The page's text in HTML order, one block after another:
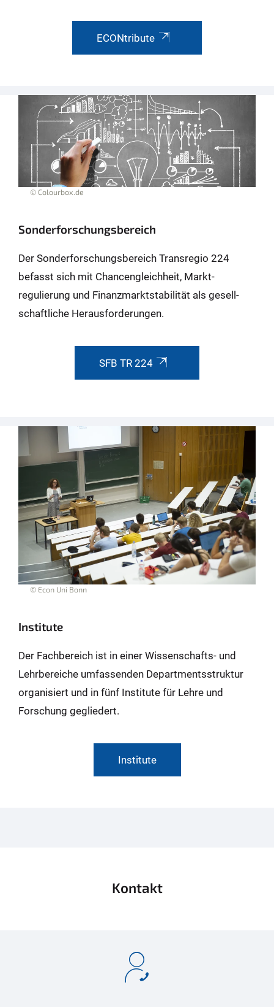
ECONtribute
© Colourbox.de
Sonder­forschungs­bereich
Der Sonderforschungsbereich Transregio 224
befasst sich mit Chancen­gleich­heit, Markt­
regulierung und Finanz­markt­stabilität als gesell­
schaft­liche Heraus­forderungen.
SFB TR 224
© Econ Uni Bonn
Institute
Der Fachbereich ist in einer Wissen­schafts- und
Lehr­bereiche um­fassenden Departments­struktur
organisiert und in fünf Institute für Lehre und
Forschung gegliedert.
Institute
Kontakt